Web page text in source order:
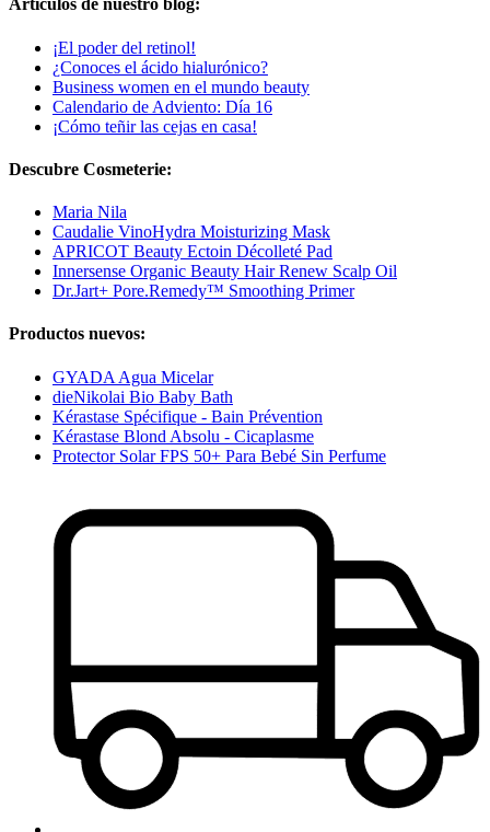
Artículos de nuestro blog:
¡El poder del retinol!
¿Conoces el ácido hialurónico?
Business women en el mundo beauty
Calendario de Adviento: Día 16
¡Cómo teñir las cejas en casa!
Descubre Cosmeterie:
Maria Nila
Caudalie VinoHydra Moisturizing Mask
APRICOT Beauty Ectoin Décolleté Pad
Innersense Organic Beauty Hair Renew Scalp Oil
Dr.Jart+ Pore.Remedy™ Smoothing Primer
Productos nuevos:
GYADA Agua Micelar
dieNikolai Bio Baby Bath
Kérastase Spécifique - Bain Prévention
Kérastase Blond Absolu - Cicaplasme
Protector Solar FPS 50+ Para Bebé Sin Perfume